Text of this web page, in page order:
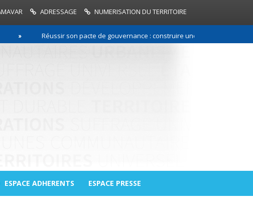
ADRESSAGE NUMERISATION DU TERRITOIRE
Réussir son pacte de gouvernance : construire une relation de
ESPACE ADHERENTS ESPACE PRESSE